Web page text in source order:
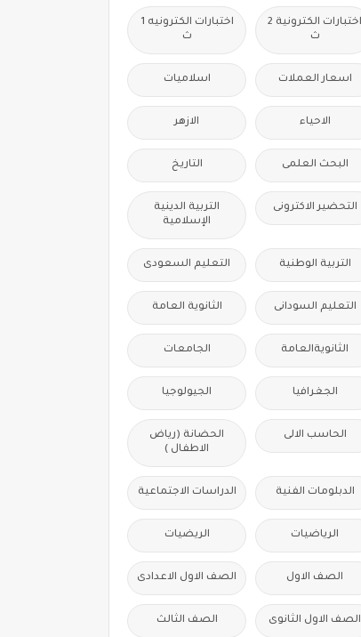
اختبارات الكترونية 2
ث
اختبارات الكترونيه 1
ث
اسعار العملات اسلاميات
الاحياء الازهر
البحث العلمى التاريخ
التحضير الاكترونى
التربية الدينية
الإسلامية
التربية الوطنية التعليم السعودى
التعليم السودانى الثانوية العامة
الثانويةالعامة الجامعات
الجغرافيا الجيولوجيا
الحاسب الالى
الحضانة (رياض
الاطفال )
الدبلومات الفنية الدراسات الاجتماعية
الرياضيات الريضيات
الصف الاول الصف الاول الاعدادى
الصف الاول الثانوى الصف الثالث